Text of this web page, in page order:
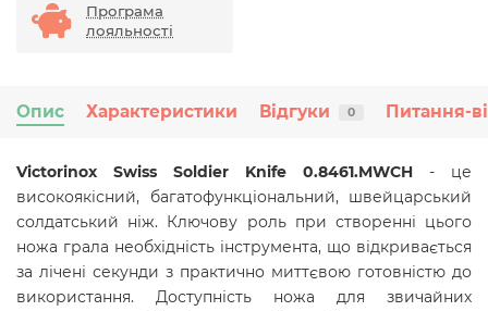
Програма
лояльності
Опис Характеристики Відгуки 0 Питання-
Victorinox Swiss Soldier Knife 0.8461.MWCH - це
високоякісний, багатофункціональний, швейцарський
солдатський ніж. Ключову роль при створенні цього
ножа грала необхідність інструмента, що відкривається
за лічені секунди з практично миттєвою готовністю до
використання. Доступність ножа для звичайних